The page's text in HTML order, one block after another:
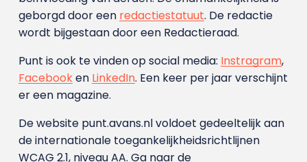
geborgd door een redactiestatuut. De redactie
wordt bijgestaan door een Redactieraad.
Punt is ook te vinden op social media: Instragram,
Facebooken LinkedIn. Een keer per jaar verschijnt
er een magazine.
De website punt.avans.nl voldoet gedeeltelijk aan
de internationale toegankelijkheidsrichtlijnen
WCAG 2.1, niveau AA. Ga naar de